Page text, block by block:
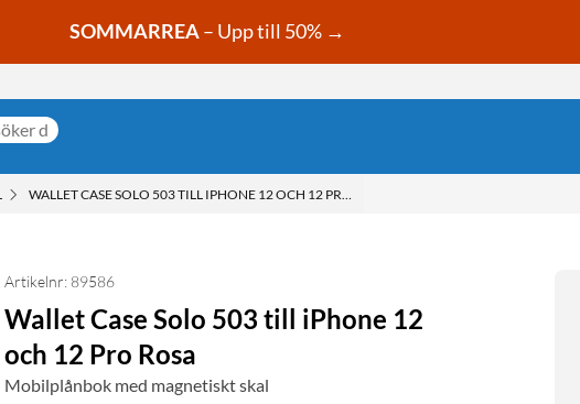
SOMMARREA– Upp till 50% →
WALLET CASE SOLO 503 TILL IPHONE 12 OCH 12 PRO ROSA
Artikelnr: 89586
Wallet Case Solo 503 till iPhone 12
och 12 Pro Rosa
Mobilplånbok med magnetiskt skal